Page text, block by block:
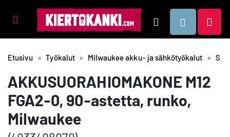
Tuotealueet Hae
Etusivu Työkalut Milwaukee akku- ja sähkötyökalut
AKKUSUORAHIOMAKONE M12
FGA2-0, 90-astetta, runko,
Milwaukee